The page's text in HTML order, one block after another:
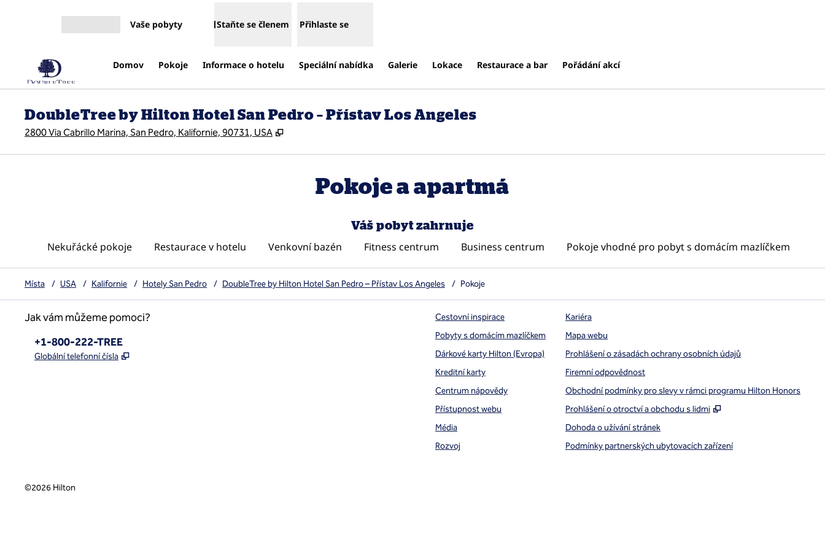
Vaše pobyty Staňte se členem Přihlaste se
Domov Pokoje Informace o hotelu Speciální nabídka Galerie Lokace Restaurace a bar Pořádání akcí
DoubleTree by Hilton Hotel San Pedro – Přístav Los Angeles
2800 Via Cabrillo Marina, San Pedro, Kalifornie, 90731, USA ,
Pokoje a apartmá
Váš pobyt zahrnuje
Nekuřácké pokoje Restaurace v hotelu Venkovní bazén Fitness centrum Business centrum Pokoje vhodné pro pobyt s domácím mazlíčkem
Místa / USA / Kalifornie / Hotely San Pedro / DoubleTree by Hilton Hotel San Pedro – Přístav Los Angeles / Pokoje
Jak vám můžeme pomoci?
Telefon:
+1-800-222-TREE
Globální telefonní čísla ,
Cestovní inspirace
Pobyty s domácím mazlíčkem
Dárkové karty Hilton (Evropa)
Kreditní karty
Centrum nápovědy
Přístupnost webu
Média
Rozvoj
Kariéra
Mapa webu
Prohlášení o zásadách ochrany osobních údajů
Firemní odpovědnost
Obchodní podmínky pro slevy v rámci programu Hilton Honors
Prohlášení o otroctví a obchodu s lidmi
,
Dohoda o užívání stránek
Podmínky partnerských ubytovacích zařízení
©2026 Hilton